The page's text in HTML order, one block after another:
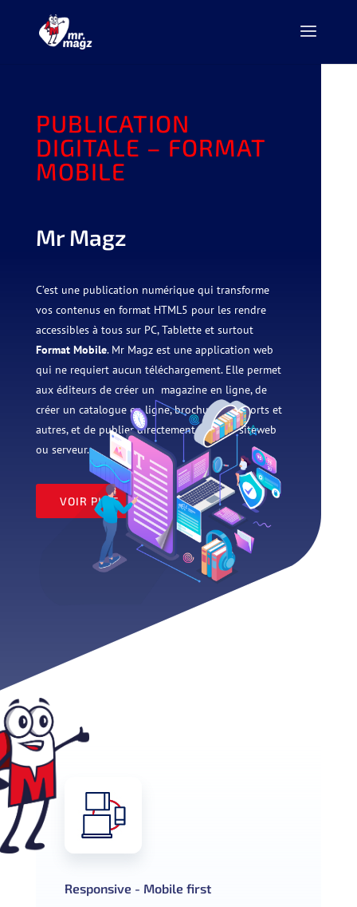
PUBLICATION
DIGITALE – FORMAT
MOBILE
Mr Magz
C’est une publication numérique qui transforme
vos contenus en format HTML5 pour les rendre
accessibles à tous sur PC, Tablette et surtout
Format Mobile. Mr Magz est une application web
qui ne requiert aucun téléchargement. Elle permet
aux éditeurs de créer un magazine en ligne, de
créer un catalogue en ligne, brochures, rapports et
autres, et de publier directement sur leur siteweb
ou serveur.
VOIR PLUS
Responsive - Mobile first